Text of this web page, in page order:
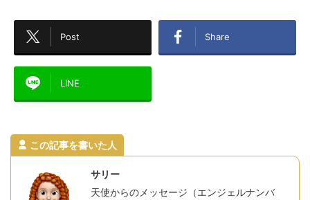
Post Share
LINE
この記事を書いた人
サリー
天使からのメッセージ（エンジェルナンバ